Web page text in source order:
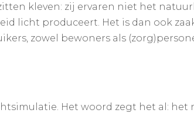
kleven: zij ervaren niet het
licht produceert. Het is dan ook
zowel bewoners als
Het woord zegt het al: het